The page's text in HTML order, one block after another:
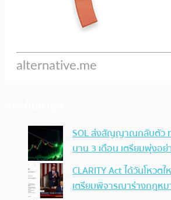
SOL ส่งสัญญาณกลับตัว
นาน 3 เดือน เตรียมพุ่งอย่
CLARITY Act ได้วันโหว
เตรียมพิจารณาร่างกฎห